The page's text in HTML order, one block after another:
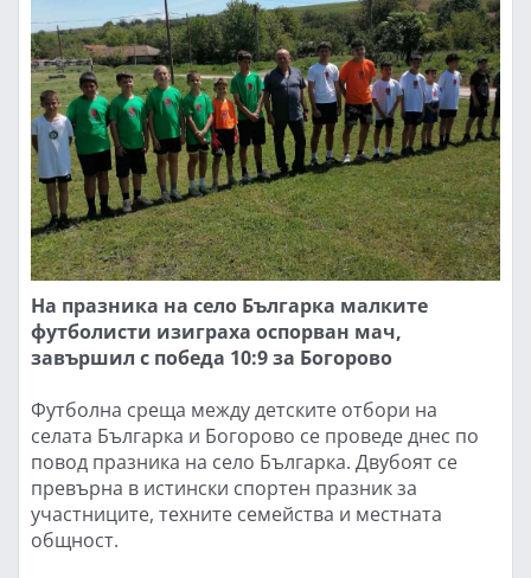
На празника на село Българка малките
футболисти изиграха оспорван мач,
завършил с победа 10:9 за Богорово
Футболна среща между детските отбори на
селата Българка и Богорово се проведе днес по
повод празника на село Българка. Двубоят се
превърна в истински спортен празник за
участниците, техните семейства и местната
общност.